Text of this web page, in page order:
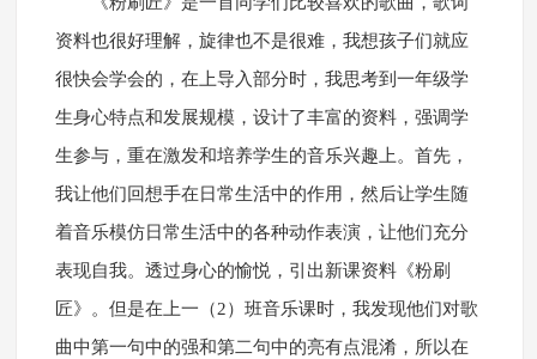
资料也很好理解，旋律也不是很难，我想孩子们就应
很快会学会的，在上导入部分时，我思考到一年级学
生身心特点和发展规模，设计了丰富的资料，强调学
生参与，重在激发和培养学生的音乐兴趣上。首先，
我让他们回想手在日常生活中的作用，然后让学生随
着音乐模仿日常生活中的各种动作表演，让他们充分
表现自我。透过身心的愉悦，引出新课资料《粉刷
匠》。但是在上一（2）班音乐课时，我发现他们对歌
曲中第一句中的强和第二句中的亮有点混淆，所以在